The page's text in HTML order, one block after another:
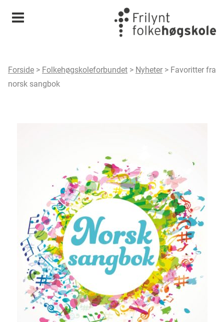
Meny
Forside > Folkehøgskoleforbundet > Nyheter > Favoritter fra
norsk sangbok